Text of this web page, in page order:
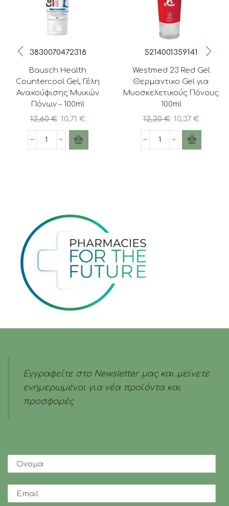
3830070472318
Bausch Health
Countercool Gel, Γέλη
Ανακούφισης Μυικών
Πόνων – 100ml
12,60€ Original
price
was:
12,60 €.
10,71€Η
τρέχουσα
είναι:
Bausch
Μυικών
Πόνων
ποσότητα
5214001359141
Westmed 23 Red Gel
Θερμαντικο Gel για
Μυοσκελετικούς Πόνους
100ml
12,20€ Original
price
was:
12,20 €.
10,37 €Η
είναι:
Westmed
Εγγραφείτε στο Newsletter μας και μείνετε
ενημερωμένοι για νέα προϊόντα και
προσφορές